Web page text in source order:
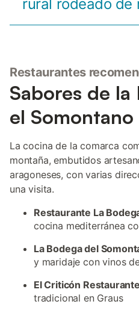
rural rodeado de
Restaurantes
Sabores de
el Somontano
La cocina de la comarca
montaña, embutidos
aragoneses, con varias
una visita.
Restaurante La
cocina mediterránea
La Bodega del
y maridaje con vinos
El Criticón Restaurante
tradicional en Graus